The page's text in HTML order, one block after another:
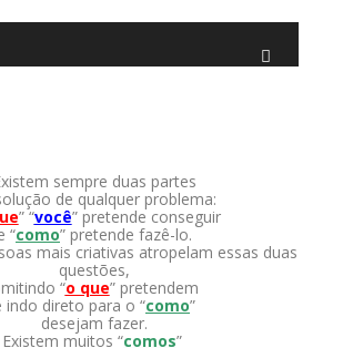
sempre duas partes
de qualquer problema:
” “você” pretende conseguir
“como” pretende fazê-lo.
mais criativas atropelam essas duas
questões,
“o que” pretendem
indo direto para o “como”
desejam fazer.
Existem muitos “comos”